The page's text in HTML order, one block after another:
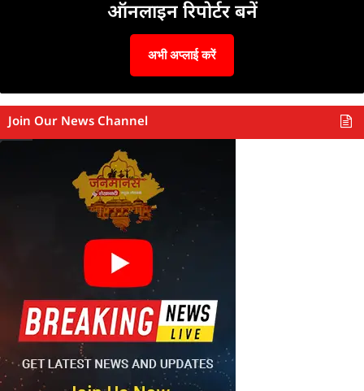
ऑनलाइन रिपोर्टर बनें
अभी अप्लाई करें
Join Our News Channel